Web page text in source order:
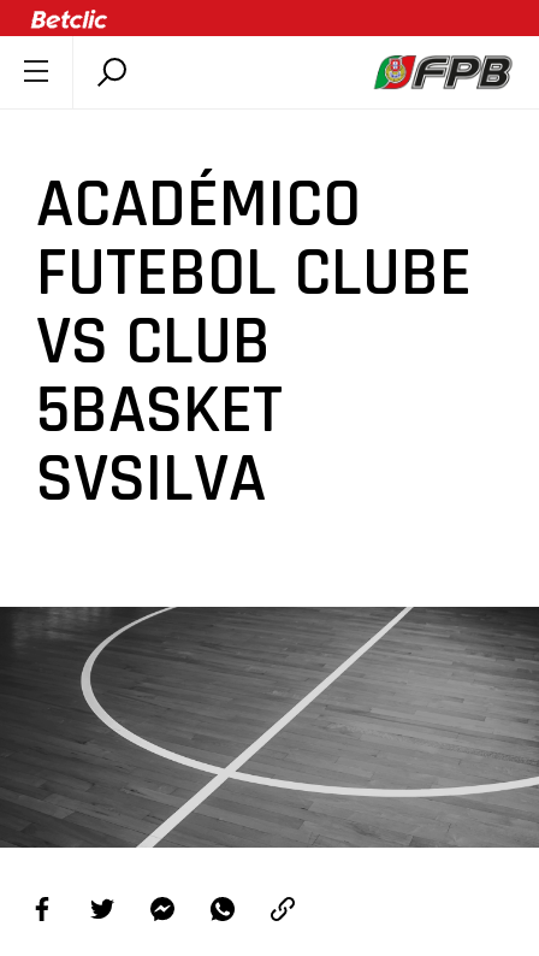
DOCUMENTOS
ÚLTIMAS
COMPETIÇÕES
ASSOCIAÇÕES
CLUBES
AGENTES
AGENDA
SELEÇÕES
MINIBASQUETE
LIGA BETCLIC MASCULINA
LIGA BETCLIC FEMININA
ACADÉMICO
FUTEBOL CLUBE
VS CLUB
5BASKET
SVSILVA